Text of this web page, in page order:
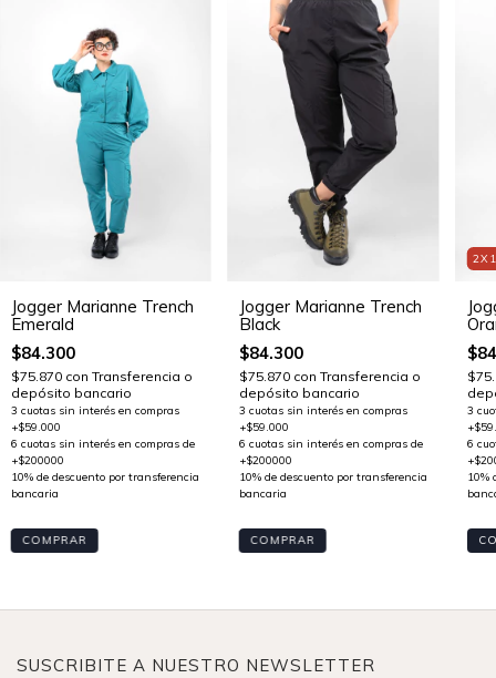
Jogger Marianne Trench
Emerald
$84.300
$75.870 con Transferencia o
depósito bancario
COMPRAR
Jogger Marianne Trench
Black
$84.300
$75.870 con Transferencia o
depósito bancario
COMPRAR
SUSCRIBITE A NUESTRO NEWSLETTER